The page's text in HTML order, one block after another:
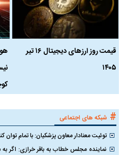
قیمت روز ارز‌های دیجیتال ۱۶ تیر
۱۴۰۵
# شبکه های اجتماعی
توئیت معنادار معاون پزشکیان: با تمام توان
نماینده مجلس خطاب به باقر خرازی: اگر